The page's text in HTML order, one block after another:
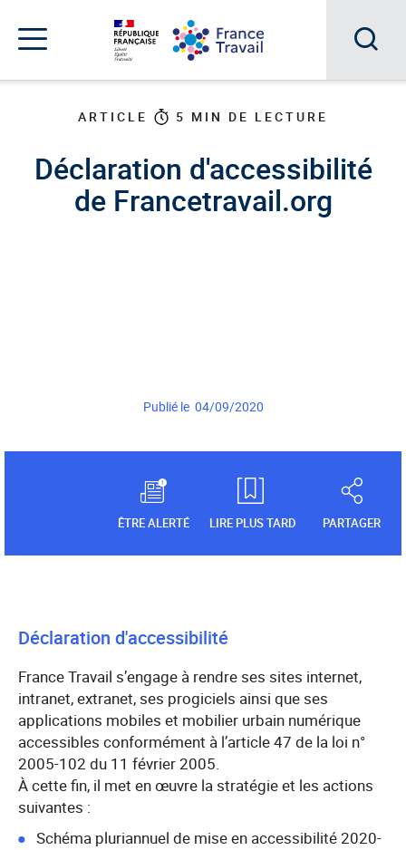
menu
contenu
pied
navigation
Menu
ARTICLE 5 MIN DE LECTURE
Déclaration d'accessibilité
de Francetravail.org
Publié le 04/09/2020
ÊTRE ALERTÉ LIRE PLUS TARD PARTAGER
Déclaration d'accessibilité
France Travail s’engage à rendre ses sites internet,
intranet, extranet, ses progiciels ainsi que ses
applications mobiles et mobilier urbain numérique
accessibles conformément à l’article 47 de la loi n°
2005-102 du 11 février 2005.
À cette fin, il met en œuvre la stratégie et les actions
suivantes :
Schéma pluriannuel de mise en accessibilité 2020-